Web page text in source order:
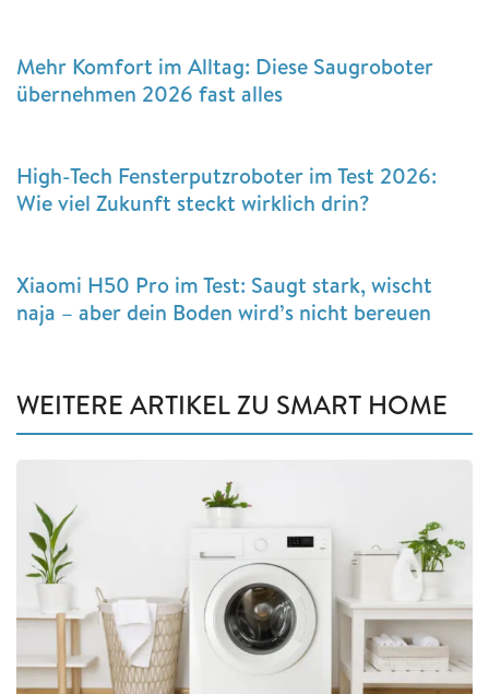
Mehr Komfort im Alltag: Diese Saugroboter
übernehmen 2026 fast alles
High-Tech Fensterputzroboter im Test 2026:
Wie viel Zukunft steckt wirklich drin?
Xiaomi H50 Pro im Test: Saugt stark, wischt
naja – aber dein Boden wird’s nicht bereuen
WEITERE ARTIKEL ZU SMART HOME